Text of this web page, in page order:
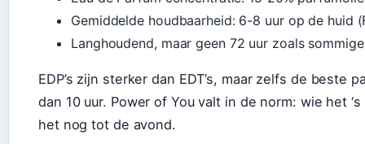
Gemiddelde houdbaarheid: 6-8 uur op de huid
Langhoudend, maar geen 72 uur zoals
EDP’s zijn sterker dan EDT’s, maar zelfs de beste
dan 10 uur. Power of You valt in de norm: wie het
het nog tot de avond.